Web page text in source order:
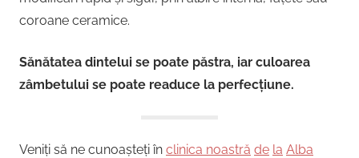
coroane ceramice.
Sănătatea dintelui se poate păstra, iar culoarea
zâmbetului se poate readuce la perfecțiune.
Veniți să ne cunoașteți în clinica noastră de la Alba